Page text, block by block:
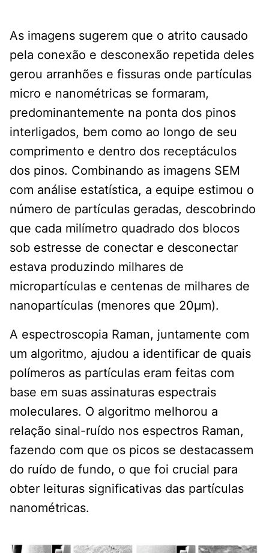
As imagens sugerem que o atrito causado
pela conexão e desconexão repetida deles
gerou arranhões e fissuras onde partículas
micro e nanométricas se formaram,
predominantemente na ponta dos pinos
interligados, bem como ao longo de seu
comprimento e dentro dos receptáculos
dos pinos. Combinando as imagens SEM
com análise estatística, a equipe estimou o
número de partículas geradas, descobrindo
que cada milímetro quadrado dos blocos
sob estresse de conectar e desconectar
estava produzindo milhares de
micropartículas e centenas de milhares de
nanopartículas (menores que 20μm).
A espectroscopia Raman, juntamente com
um algoritmo, ajudou a identificar de quais
polímeros as partículas eram feitas com
base em suas assinaturas espectrais
moleculares. O algoritmo melhorou a
relação sinal-ruído nos espectros Raman,
fazendo com que os picos se destacassem
do ruído de fundo, o que foi crucial para
obter leituras significativas das partículas
nanométricas.